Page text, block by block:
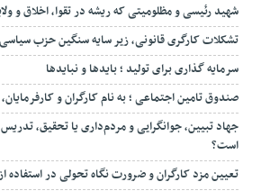
شهید رئیسی و مظلومیتی که ریشه در تقوا، اخلاق و
تشکلات کارگری قانونی، زیر سایه سنگین حزب سیاسی
سرمایه گذاری برای تولید ؛ بایدها و نبایدها
صندوق تامین اجتماعی ؛ به نام کارگران و
جهاد تبیین، جوانگرایی و مردم‌داری یا تحقیق،
است؟
تعیین مزد کارگران و ضرورت نگاه تحولی در استفاده